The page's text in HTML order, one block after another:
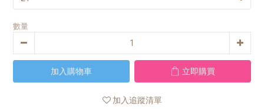
數量
加入購物車 立即購買
加入追蹤清單